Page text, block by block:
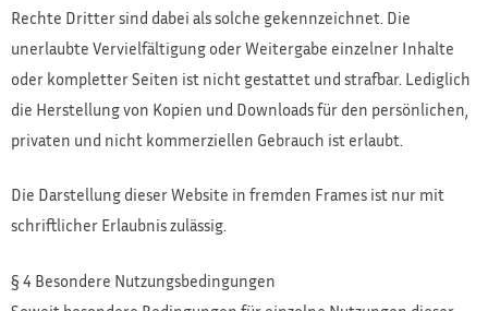
Rechte Dritter sind dabei als solche gekennzeichnet. Die
unerlaubte Vervielfältigung oder Weitergabe einzelner Inhalte
oder kompletter Seiten ist nicht gestattet und strafbar. Lediglich
die Herstellung von Kopien und Downloads für den persönlichen,
privaten und nicht kommerziellen Gebrauch ist erlaubt.
Die Darstellung dieser Website in fremden Frames ist nur mit
schriftlicher Erlaubnis zulässig.
§ 4 Besondere Nutzungsbedingungen